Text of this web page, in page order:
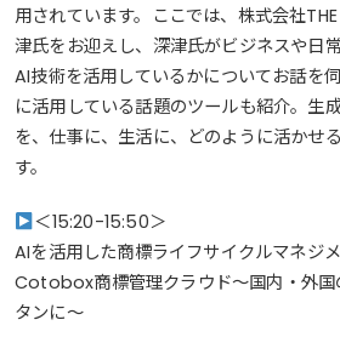
用されています。ここでは、株式会社
津氏をお迎えし、深津氏がビジネスや日
AI技術を活用しているかについてお話を
に活用している話題のツールも紹介。生
を、仕事に、生活に、どのように活かせ
す。
＜15:20-15:50＞
AIを活用した商標ライフサイクルマネジ
Cotobox商標管理クラウド～国内・外国
タンに～